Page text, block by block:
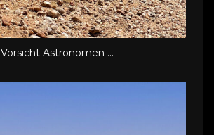
Vorsicht Astronomen ...